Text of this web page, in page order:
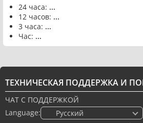
24 часа: ...
12 часов: ...
3 часа: ...
Час: ...
ТЕХНИЧЕСКАЯ ПОДДЕРЖКА И
ЧАТ С ПОДДЕРЖКОЙ
Language:
🇷🇺 Русский